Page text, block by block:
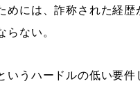
めには、詐称された経
らない。
うハードルの低い要